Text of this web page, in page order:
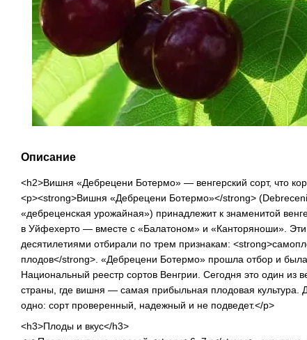
Описание
<h2>Вишня «Дебрецени Ботермо» — венгерский сорт, что
<p><strong>Вишня «Дебрецени Ботермо»</strong>
«дебреценская урожайная») принадлежит к знаменитой
в Уйфехерто — вместе с «Балатоном» и «Канторяноши». Эти
десятилетиями отбирали по трем признакам:
плодов</strong>. «Дебрецени Ботермо» прошла отбор и
Национальный реестр сортов Венгрии. Сегодня это один
страны, где вишня — самая прибыльная плодовая культура.
одно: сорт проверенный, надежный и не подведет.</p>
<h3>Плоды и вкус</h3>